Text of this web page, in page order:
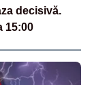
decisivă.
15:00